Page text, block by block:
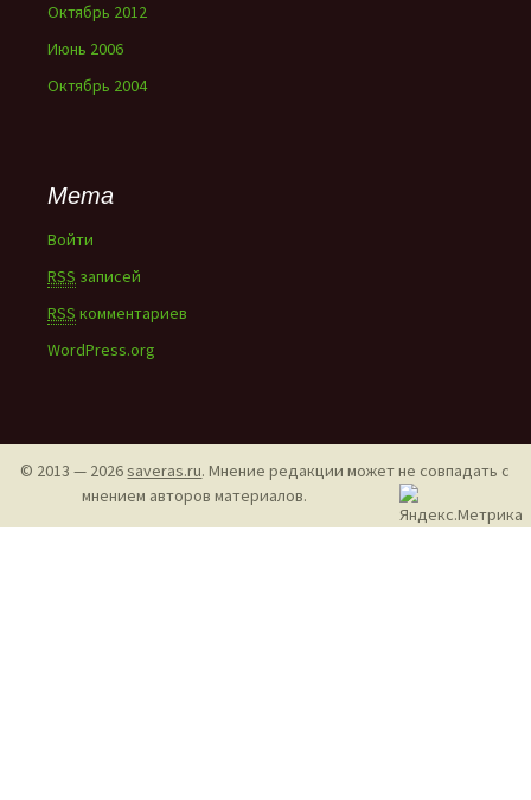
Октябрь 2012
Июнь 2006
Октябрь 2004
Мета
Войти
RSS записей
RSS комментариев
WordPress.org
© 2013 — 2026saveras.ru. Мнение редакции может не совпадать с
мнением авторов материалов.